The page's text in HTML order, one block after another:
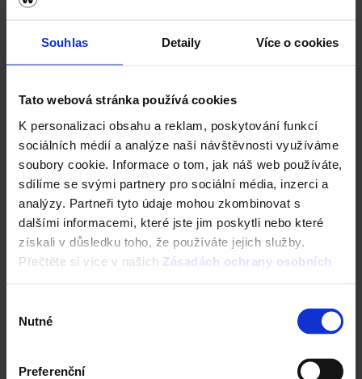
Souhlas Detaily Více o cookies
Tato webová stránka používá cookies
K personalizaci obsahu a reklam, poskytování funkcí
sociálních médií a analýze naší návštěvnosti využíváme
soubory cookie. Informace o tom, jak náš web používáte,
sdílíme se svými partnery pro sociální média, inzerci a
analýzy. Partneři tyto údaje mohou zkombinovat s
dalšími informacemi, které jste jim poskytli nebo které
získali v důsledku toho, že používáte jejich služby.
Přečtěte si více v našich Zásadách ochrany osobních
souhlasu
Nutné
Preferenční
Zdivo Porotherm
Ceník Porotherm
Kalkulace zdiva
Technická podpora
Konfigurátor domu